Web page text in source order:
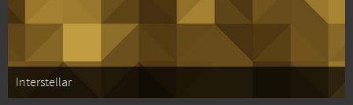
Interstellar